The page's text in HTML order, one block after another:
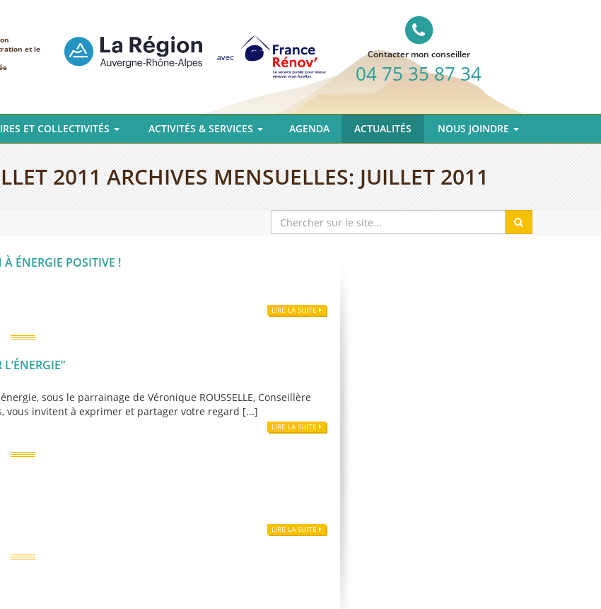
et le
Contacter mon conseiller
04 75 35 87 34
ET COLLECTIVITÉS ACTIVITÉS & SERVICES AGENDA ACTUALITÉS NOUS JOINDRE
2011 ARCHIVES MENSUELLES: JUILLET 2011
ÉNERGIE POSITIVE !
LIRE LA SUITE
sous le parrainage de Véronique ROUSSELLE, Conseillère
vous invitent à exprimer et partager votre regard [...]
LIRE LA SUITE
LIRE LA SUITE